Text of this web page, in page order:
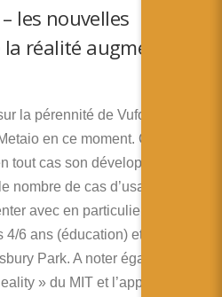
les nouvelles
réalité augmentée –
la pérennité de Vuforia et sur
en ce moment. Cela rends
tout cas son développement,
nombre de cas d’usages
avec en particulier cette
6 ans (éducation) et sur la
Park. A noter également
» du MIT et l’application